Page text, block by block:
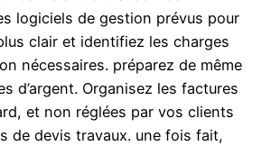
logiciels de gestion prévus pour
clair et identifiez les charges
nécessaires. préparez de même
d’argent. Organisez les factures
et non réglées par vos clients
de devis travaux. une fois fait,